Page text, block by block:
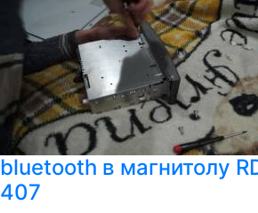
bluetooth в магнитолу
407